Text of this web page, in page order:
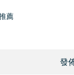
薦
發